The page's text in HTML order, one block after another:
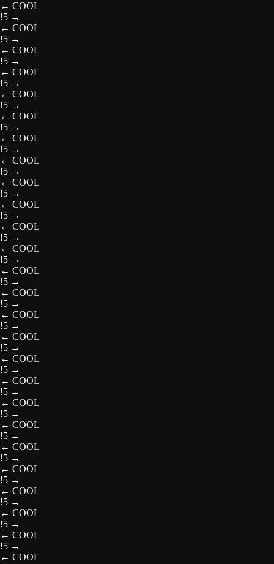
← COOL
!5 →
← COOL
!5 →
← COOL
!5 →
← COOL
!5 →
← COOL
!5 →
← COOL
!5 →
← COOL
!5 →
← COOL
!5 →
← COOL
!5 →
← COOL
!5 →
← COOL
!5 →
← COOL
!5 →
← COOL
!5 →
← COOL
!5 →
← COOL
!5 →
← COOL
!5 →
← COOL
!5 →
← COOL
!5 →
← COOL
!5 →
← COOL
!5 →
← COOL
!5 →
← COOL
!5 →
← COOL
!5 →
← COOL
!5 →
← COOL
!5 →
← COOL